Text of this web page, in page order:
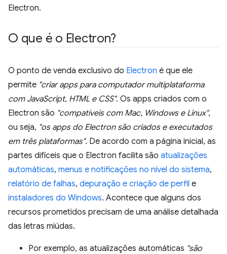
Electron.
O que é o Electron?
O ponto de venda exclusivo do Electron é que ele
permite "criar apps para computador multiplataforma
com JavaScript, HTML e CSS". Os apps criados com o
Electron são "compatíveis com Mac, Windows e Linux",
ou seja, "os apps do Electron são criados e executados
em três plataformas". De acordo com a página inicial, as
partes difíceis que o Electron facilita são atualizações
automáticas, menus e notificações no nível do sistema,
relatório de falhas, depuração e criação de perfil e
instaladores do Windows. Acontece que alguns dos
recursos prometidos precisam de uma análise detalhada
das letras miúdas.
Por exemplo, as atualizações automáticas "são